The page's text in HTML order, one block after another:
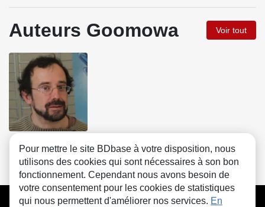
Auteurs Goomowa Voir tout
CGU FAQ Contact Cookies
Pour mettre le site BDbase à votre disposition, nous
utilisons des cookies qui sont nécessaires à son bon
fonctionnement. Cependant nous avons besoin de
votre consentement pour les cookies de statistiques
qui nous permettent d'améliorer nos services. En